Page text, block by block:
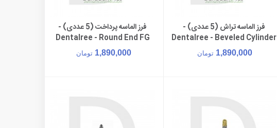
افزودن به سبد خرید
فرز الماسه تراش (5 عددی) -
Dentalree - Beveled Cylinder
884
1,890,000 تومان
افزودن به سبد خریدفرز الماسه پرداخت (5 عددی) -
Dentalree - Round End FG
882
1,890,000 تومان